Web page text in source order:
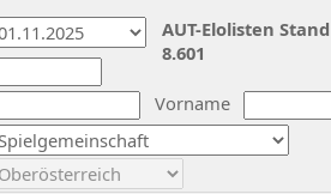
Vorname
AUT-Elolisten
8.601